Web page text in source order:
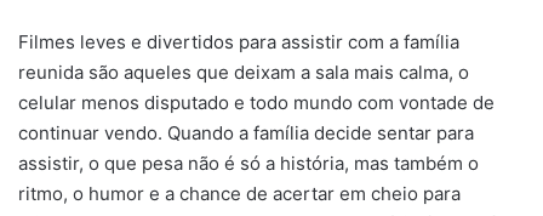
Filmes leves e divertidos para assistir com a família
reunida são aqueles que deixam a sala mais calma, o
celular menos disputado e todo mundo com vontade de
continuar vendo. Quando a família decide sentar para
assistir, o que pesa não é só a história, mas também o
ritmo, o humor e a chance de acertar em cheio para